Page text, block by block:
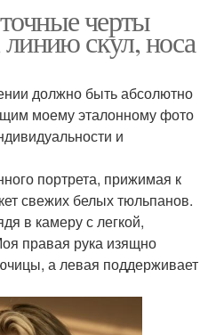
черты
скул, носа
должно быть абсолютно
моему эталонному фото
и
портрета, прижимая к
свежих белых тюльпанов.
в камеру с легкой,
правая рука изящно
а левая поддерживает